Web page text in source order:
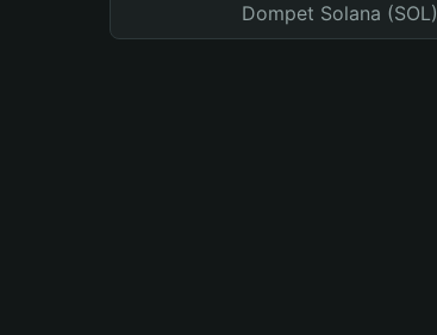
Dompet Solana (SOL)